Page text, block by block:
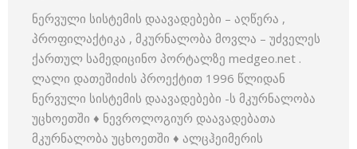
ნერვული სისტემის დაავადებები – აღწერა ,
პროფილაქტიკა , მკურნალობა მოვლა – უძველეს
ქართულ სამედიცინო პორტალზე medgeo.net .
ლალი დათეშიძის პროექტით 1996 წლიდან
ნერვული სისტემის დაავადებები -ს მკურნალობა
უცხოეთში ♦ ნევროლოგიურ დაავადებათა
მკურნალობა უცხოეთში ♦ ალცჰეიმერის